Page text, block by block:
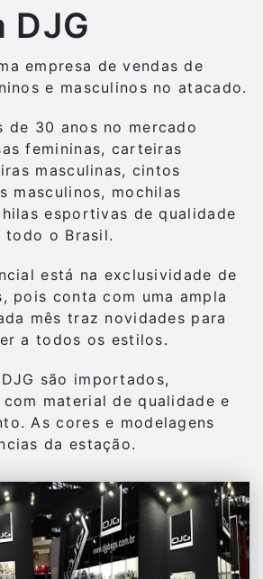
DJG
empresa de vendas de
e masculinos no atacado.
de 30 anos no mercado
femininas, carteiras
masculinas, cintos
masculinos, mochilas
esportivas de qualidade
todo o Brasil.
está na exclusividade de
pois conta com uma ampla
mês traz novidades para
a todos os estilos.
são importados,
material de qualidade e
As cores e modelagens
da estação.